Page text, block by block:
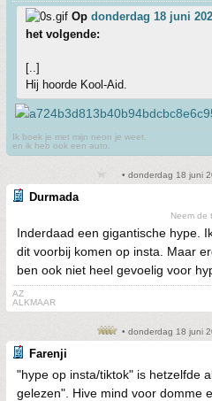
Op donderdag 18 juni
het volgende:
[..]
Hij hoorde Kool-Aid.
Ik boek je met mijn neon je weet.
en ik heb ook een auto.
• donderdag 18 juni
Durmada
Neem de
Inderdaad een gigantische hype.
dit voorbij komen op insta. Maar
ben ook niet heel gevoelig voor
AZ
ALKMAAR
• donderdag 18 juni
Farenji
"hype op insta/tiktok" is hetzelfde
gelezen". Hive mind voor domme